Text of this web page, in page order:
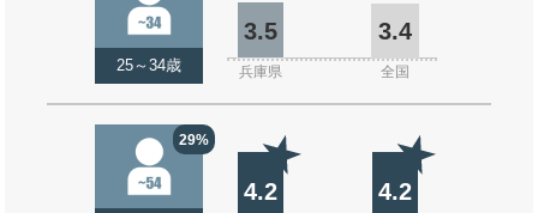
25～34歳
3.5 3.4
兵庫県 全国
29%
4.2 4.2